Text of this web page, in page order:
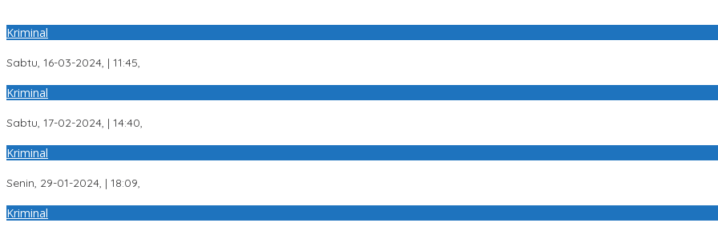
Kriminal
Sabtu, 16-03-2024, | 11:45,
Kriminal
Sabtu, 17-02-2024, | 14:40,
Kriminal
Senin, 29-01-2024, | 18:09,
Kriminal